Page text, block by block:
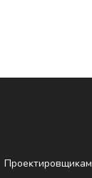
Проеĸтировщиĸам